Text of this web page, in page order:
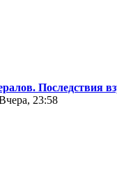
Последствия
23:58